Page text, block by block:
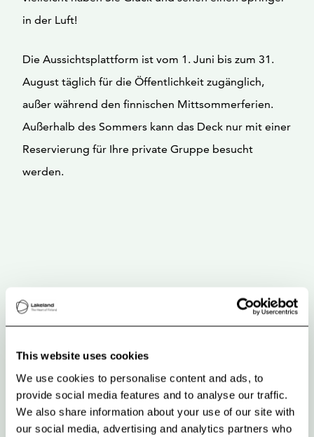
This website uses cookies
We use cookies to personalise content and ads, to
provide social media features and to analyse our traffic.
We also share information about your use of our site with
our social media, advertising and analytics partners who
in der Luft!
Die Aussichtsplattform ist vom 1. Juni bis zum 31.
August täglich für die Öffentlichkeit zugänglich,
außer während den finnischen Mittsommerferien.
Außerhalb des Sommers kann das Deck nur mit einer
Reservierung für Ihre private Gruppe besucht
werden.